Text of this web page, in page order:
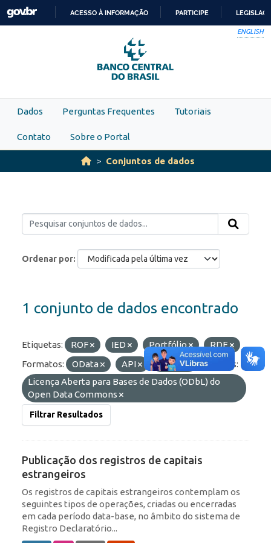
Skip to main content
PARA
O
CONTEÚDO
ACESSO À INFORMAÇÃO PARTICIPE
ENGLISH
Dados Perguntas Frequentes Tutoriais
Contato Sobre o Portal
Conjuntos de dados
Ordenar por
1 conjunto de dados encontrado
Etiquetas: ROF IED Portfólio
RDE
Formatos:
OData API HTML
Licenças:
Licença Aberta para Bases de Dados (ODbL) do
Open Data Commons
Filtrar Resultados
Publicação dos registros de capitais
estrangeiros
Os registros de capitais estrangeiros contemplam os
seguintes tipos de operações, criadas ou encerradas
em cada período data-base, no âmbito do sistema de
Registro Declaratório...